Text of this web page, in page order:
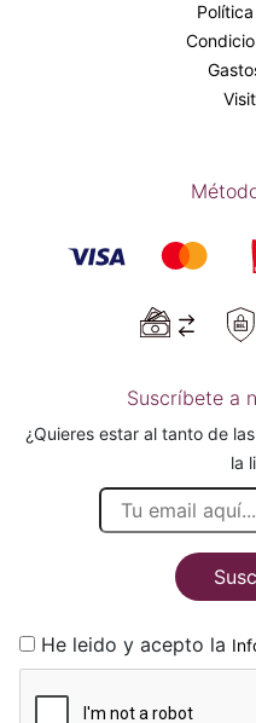
Suscríbete a
¿Quieres estar al tanto de
la
He leido y acepto la